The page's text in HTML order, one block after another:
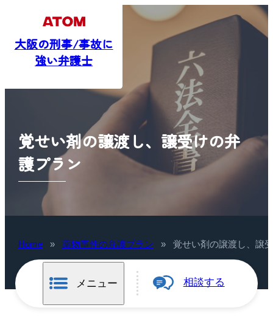
大阪の刑事/事故に
覚せい剤の譲渡し、譲受けの弁
護プラン
Home » 薬物事件の弁護プラン » 覚せい剤の譲渡し、譲
メニュー 相談する